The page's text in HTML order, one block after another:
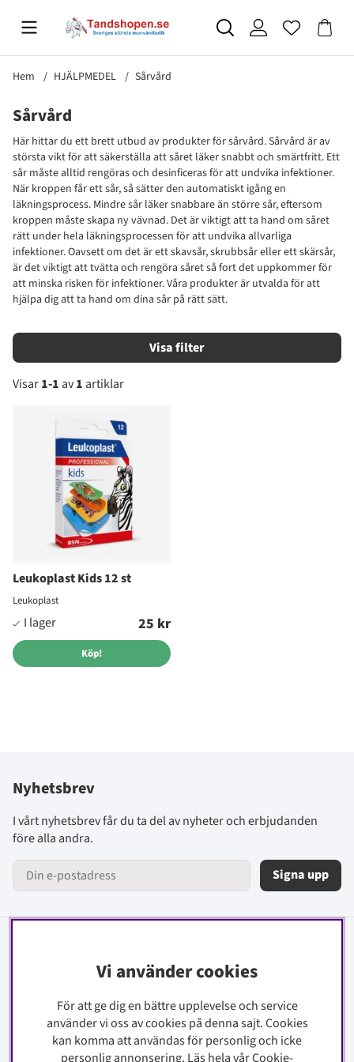
Hem HJÄLPMEDEL Sårvård
Sårvård
Här hittar du ett brett utbud av produkter för sårvård. Sårvård är av
största vikt för att säkerställa att såret läker snabbt och smärtfritt. Ett
sår måste alltid rengöras och desinficeras för att undvika infektioner.
När kroppen får ett sår, så sätter den automatiskt igång en
läkningsprocess. Mindre sår läker snabbare än större sår, eftersom
kroppen måste skapa ny vävnad. Det är viktigt att ta hand om såret
rätt under hela läkningsprocessen för att undvika allvarliga
infektioner. Oavsett om det är ett skavsår, skrubbsår eller ett skärsår,
är det viktigt att tvätta och rengöra såret så fort det uppkommer för
att minska risken för infektioner. Våra produkter är utvalda för att
hjälpa dig att ta hand om dina sår på rätt sätt.
Filtrera
Visar1-1 av1 artiklar
Leukoplast Kids 12 st
Leukoplast
25 kr
Köp!
Nyhetsbrev
I vårt nyhetsbrev får du ta del av nyheter och erbjudanden
före alla andra.
Signa upp
Integritetspolicy
Cookiepolicy
Vi använder cookies
För att ge dig en bättre upplevelse och service
använder vi oss av cookies på denna sajt.Cookies
kan komma att användas för personlig och icke
personlig annonsering. Läs hela vår Cookie-